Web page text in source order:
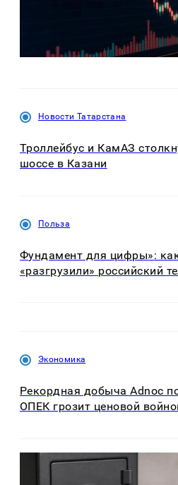
Новости Татарстана
Троллейбус и КамАЗ
шоссе в Казани
Польза
Фундамент для цифры»:
«разгрузили» российский
Экономика
Рекордная добыча Adnoc
ОПЕК грозит ценовой